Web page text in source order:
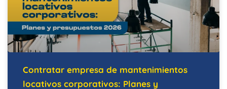
Contratar empresa de mantenimientos
locativos corporativos: Planes y